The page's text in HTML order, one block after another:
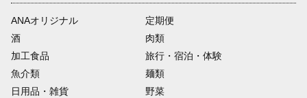
ANAオリジナル
定期便
酒
肉類
加工食品
旅行・宿泊・体験
魚介類
麺類
日用品・雑貨
野菜